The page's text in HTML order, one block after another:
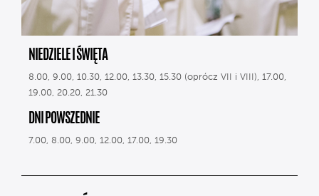
NIEDZIELE I ŚWIĘTA
8.00, 9.00, 10.30, 12.00, 13.30, 15.30 (oprócz VII i VIII), 17.00,
19.00, 20.20, 21.30
DNI POWSZEDNIE
7.00, 8.00, 9.00, 12.00, 17.00, 19.30